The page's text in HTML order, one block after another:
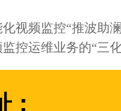
化视频监控“推波助
控运维业务的“三
：